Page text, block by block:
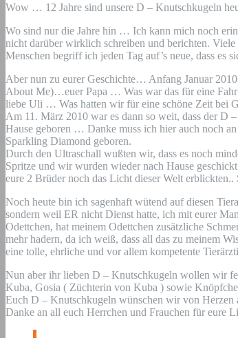
Wow … 12 Jahre sind unsere D – Knutschkugeln
Wo sind nur die Jahre hin … Ich kann mich noch
nicht darüber wirklich schreiben und berichten.
Menschen begriff ich jeden Tag auf’s neue, dass
Aber nun zu eurer Geschichte… Anfang Januar
About Me)…euer Papa … Was war das für eine
liebe Uli … Was hatten wir für eine schöne Zeit bei
Am 11. März 2010 war es dann so weit, dass der
Hause geboren … Danke muss ich hier auch noch
Sparkling Diamond geboren.
Durch den Ultraschall wußten wir, dass es noch
Spritze und wir wurden wieder nach Hause
eure 2 Brüder noch das Licht dieser Welt
Noch heute bin ich sagenhaft wütend auf diesen
sondern weil ER nicht Dienst hatte, ich mit eurer
Odettchen, hat meinem Odettchen zusätzliche
mehr hadern, da ich weiß, dass all das zu meinem
eine tolle, ehrliche und vor allem kompetente
Nun aber ihr lieben D – Knutschkugeln wollen wir
Kuba, Gosia ( Züchterin von Kuba ) sowie
Euch D – Knutschkugeln wünschen wir von Herzen
Danke an all euch Herrchen und Frauchen für eure